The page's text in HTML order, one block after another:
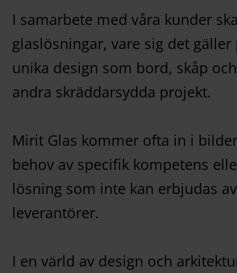
I samarbete med våra kunder
glaslösningar, vare sig det
unika design som bord, skåp
andra skräddarsydda projekt.
Mirit Glas kommer ofta in i
behov av specifik kompetens
lösning som inte kan erbjudas
leverantörer.
I en värld av design och